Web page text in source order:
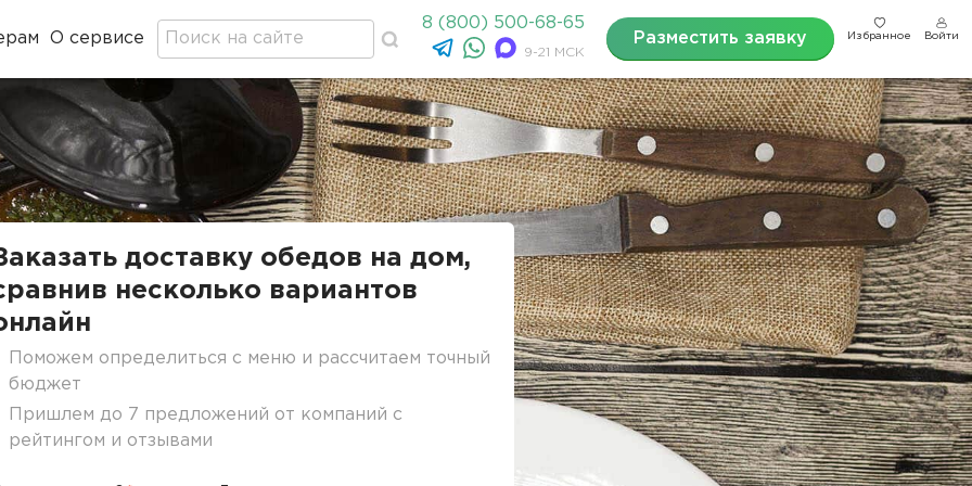
О сервисе
8 (800) 500-68-65
9-21 МСК
Разместить заявку Избранное Войти
доставку обедов на дом,
несколько вариантов
Поможем определиться с меню и рассчитаем точный
бюджет
Пришлем до 7 предложений от компаний с
рейтингом и отзывами